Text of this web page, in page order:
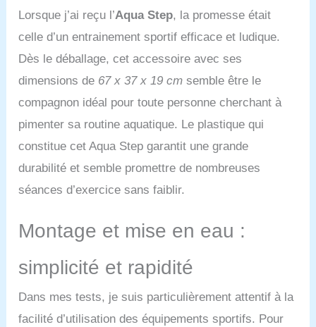
Lorsque j’ai reçu l’Aqua Step, la promesse était
celle d’un entrainement sportif efficace et ludique.
Dès le déballage, cet accessoire avec ses
dimensions de 67 x 37 x 19 cm semble être le
compagnon idéal pour toute personne cherchant à
pimenter sa routine aquatique. Le plastique qui
constitue cet Aqua Step garantit une grande
durabilité et semble promettre de nombreuses
séances d’exercice sans faiblir.
Montage et mise en eau :
simplicité et rapidité
Dans mes tests, je suis particulièrement attentif à la
facilité d’utilisation des équipements sportifs. Pour